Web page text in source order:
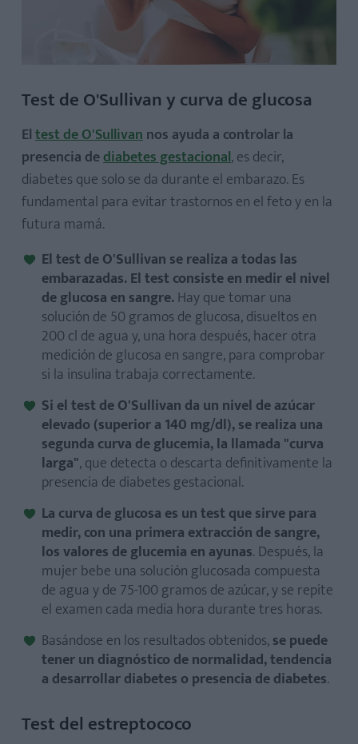
Test de O'Sullivan y curva de glucosa
Eltest de O'Sullivannos ayuda a controlar la
presencia dediabetes gestacional, es decir,
diabetes que solo se da durante el embarazo. Es
fundamental para evitar trastornos en el feto y en la
futura mamá.
El test de O'Sullivan se realiza a todas las
embarazadas.El test consiste en medir el nivel
de glucosa en sangre.Hay que tomar una
solución de 50 gramos de glucosa, disueltos en
200 cl de agua y, una hora después, hacer otra
medición de glucosa en sangre, para comprobar
si la insulina trabaja correctamente.
Si el test de O'Sullivan da un nivel de azúcar
elevado (superior a 140 mg/dl), se realiza una
segunda curva de glucemia, la llamada "curva
larga", que detecta o descarta definitivamente la
presencia de diabetes gestacional.
La curva de glucosa es un test que sirve para
medir, con una primera extracción de sangre,
los valores de glucemia en ayunas. Después, la
mujer bebe una solución glucosada compuesta
de agua y de 75-100 gramos de azúcar, y se repite
el examen cada media hora durante tres horas.
Basándose en los resultados obtenidos,se puede
tener un diagnóstico de normalidad, tendencia
a desarrollar diabetes o presencia de diabetes.
Test del estreptococo